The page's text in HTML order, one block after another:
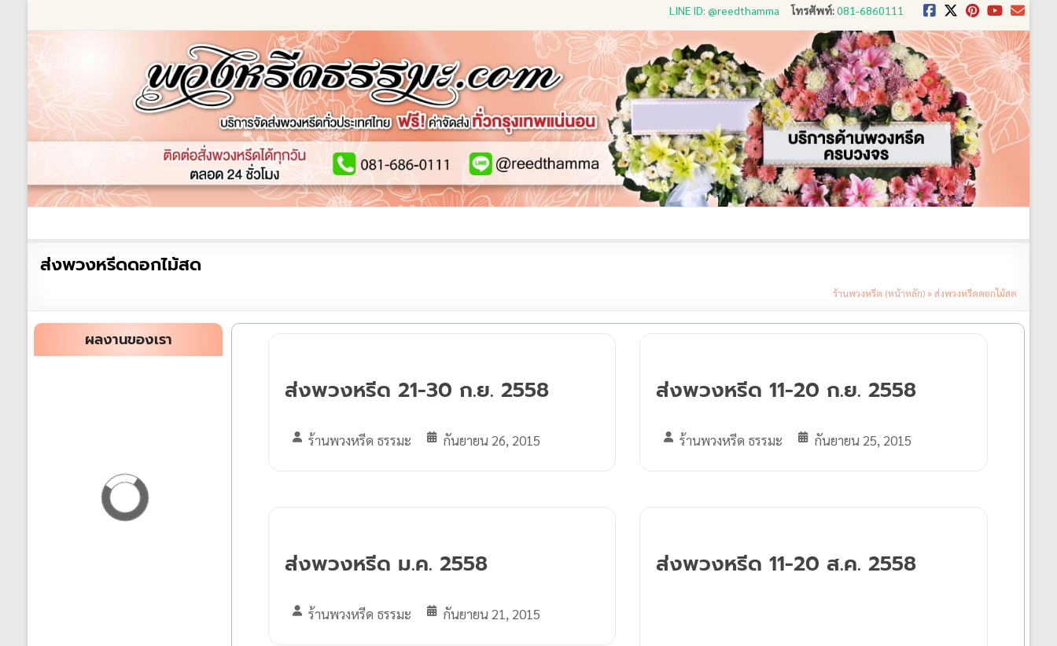
to
LINE ID: @reedthamma โทรศัพท์:081-6860111
ร้าน
พวงหรีด
ส่ง
ได้
ส่งพวงหรีดดอกไม้สด
ร้านพวงหรีด (หน้าหลัก)»ส่งพวงหรีดดอกไม้สด
ส่งพวงหรีด 21-30 ก.ย. 2558
ร้านพวงหรีด ธรรมะ กันยายน 26, 2015
ส่งพวงหรีด 11-20 ก.ย. 2558
ร้านพวงหรีด ธรรมะ กันยายน 25, 2015
ส่งพวงหรีด ม.ค. 2558
ร้านพวงหรีด ธรรมะ กันยายน 21, 2015
ส่งพวงหรีด 11-20 ส.ค. 2558
ผลงานของเรา